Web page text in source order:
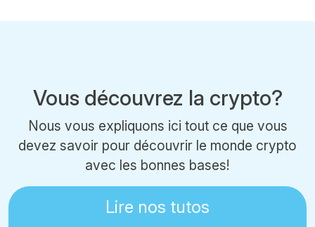
Vous découvrez la crypto?
Nous vous expliquons ici tout ce que vous
devez savoir pour découvrir le monde crypto
avec les bonnes bases!
Lire nos tutos